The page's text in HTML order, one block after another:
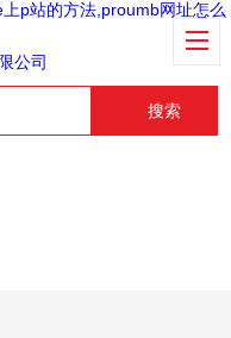
p站的方法,proumb网址怎么
搜索